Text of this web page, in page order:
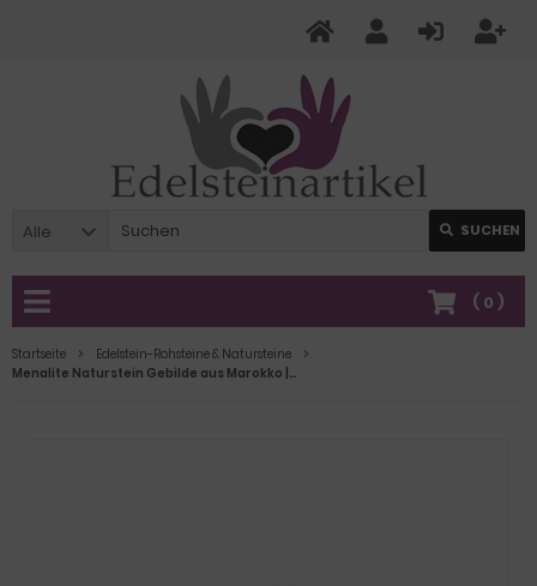
Alle SUCHEN
( 0 )
Startseite
Edelstein-Rohsteine & Natursteine
Menalite Naturstein Gebilde aus Marokko |Frauenstein, Göttin Stein Figur | Menalite Stone Rarität | N92